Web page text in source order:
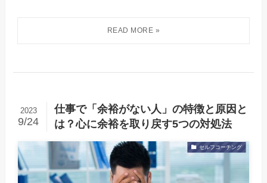
仕事で「余裕がない人」の特徴と原因と
は？心に余裕を取り戻す5つの対処法
2023
9/24
セルフコーチング